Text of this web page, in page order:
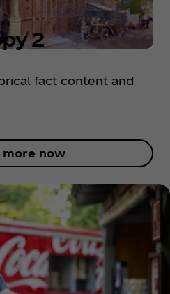
2
fact content and
more now